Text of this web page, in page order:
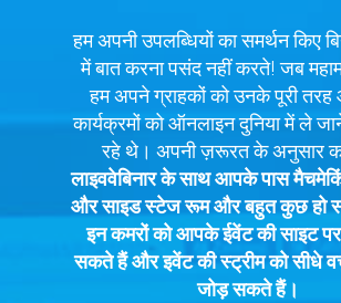
हम अपनी उपलब्धियों का समर्थन किए
में बात करना पसंद नहीं करते! जब
हम अपने ग्राहकों को उनके पूरी
कार्यक्रमों को ऑनलाइन दुनिया में ले
रहे थे। अपनी ज़रूरत के अनुसार
लाइववेबिनार के साथ आपके पास
और साइड स्टेज रूम और बहुत कुछ हो
इन कमरों को आपके ईवेंट की साइट
सकते हैं और इवेंट की स्ट्रीम को सीधे
जोड़ सकते हैं।